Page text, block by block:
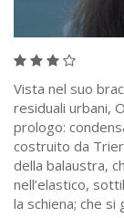
Vista nel suo
residuali urbani,
prologo:
costruito da
della balaustra,
nell’elastico,
la schiena; che